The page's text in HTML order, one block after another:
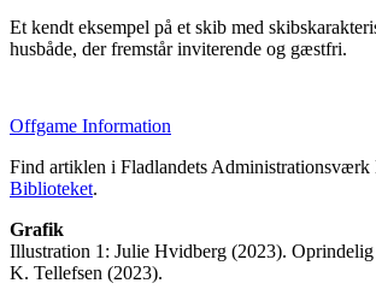
Et kendt eksempel på et skib med
husbåde, der fremstår inviterende og gæstfri.
Offgame Information
Find artiklen i Fladlandets
Biblioteket.
Grafik
Illustration 1: Julie Hvidberg (2023).
K. Tellefsen (2023).